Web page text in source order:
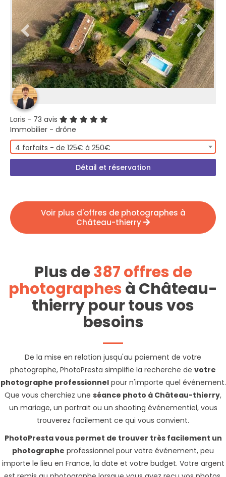
Loris - 73 avis
Immobilier - drône
4 forfaits - de 125€ à 250€
Détail et réservation
Voir plus d'offres de photographes à
Château-thierry
Plus de387 offres de
photographesà Château-
thierry pour tous vos
besoins
De la mise en relation jusqu'au paiement de votre
photographe, PhotoPresta simplifie la recherche de votre
photographe professionnelpour n'importe quel événement.
Que vous cherchiez une séance photo à Château-thierry,
un mariage, un portrait ou un shooting événementiel, vous
trouverez facilement ce qui vous convient.
PhotoPresta vous permet de trouver très facilement un
photographe professionnel pour votre événement, peu
importe le lieu en France, la date et votre budget. Votre argent